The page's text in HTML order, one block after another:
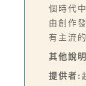
個時代
由創作
有主流
其他說
提供者: